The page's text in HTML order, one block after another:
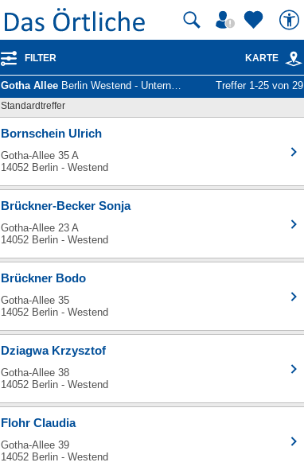
FILTER KARTE
Gotha Allee Berlin Westend - Unternehmen und Personen Treffer 1-25 von 29
Standardtreffer
Bornschein Ulrich
Gotha-Allee 35 A
14052 Berlin - Westend
Brückner-Becker Sonja
Gotha-Allee 23 A
14052 Berlin - Westend
Brückner Bodo
Gotha-Allee 35
14052 Berlin - Westend
Dziagwa Krzysztof
Gotha-Allee 38
14052 Berlin - Westend
Flohr Claudia
Gotha-Allee 39
14052 Berlin - Westend